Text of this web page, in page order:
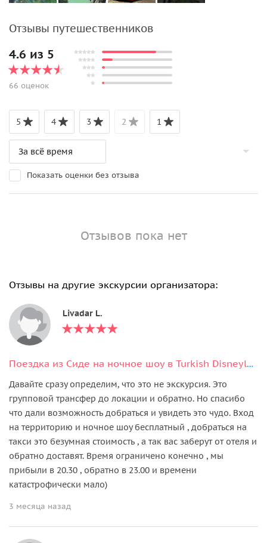
Отзывы путешественников
4.6 из 5
66 оценок
5 4 3 2 1
Показать оценки без отзыва
Отзывов пока нет
Отзывы на другие экскурсии организатора:
Livadar L.
Поездка из Сиде на ночное шоу в Turkish Disneyland (Land of Legends).
Давайте сразу определим, что это не экскурсия. Это
групповой трансфер до локации и обратно. Но спасибо
что дали возможность добраться и увидеть это чудо. Вход
на территорию и ночное шоу бесплатный , добраться на
такси это безумная стоимость , а так вас заберут от отеля и
обратно доставят. Время ограничено конечно , мы
прибыли в 20.30 , обратно в 23.00 и времени
катастрофически мало)
3 месяца назад